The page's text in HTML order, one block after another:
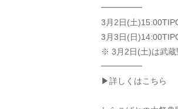
━━━━━
3月2日(土
3月3日(日
※ 3月2日(土)は武蔵
━━━━━
▶詳しくはこちら